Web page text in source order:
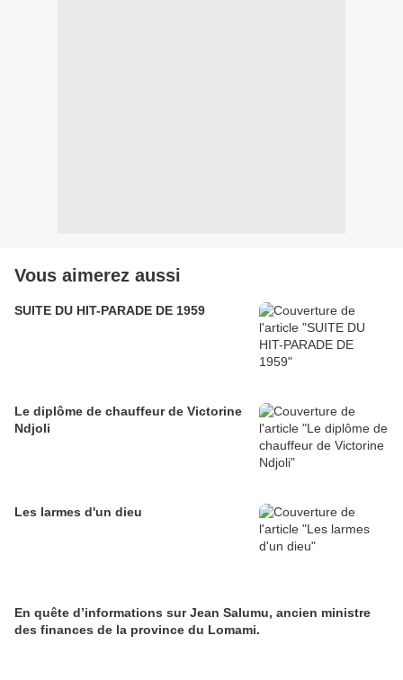
Vous aimerez aussi
SUITE DU HIT-PARADE DE 1959
Le diplôme de chauffeur de Victorine
Ndjoli
Les larmes d'un dieu
En quête d’informations sur Jean Salumu, ancien ministre
des finances de la province du Lomami.